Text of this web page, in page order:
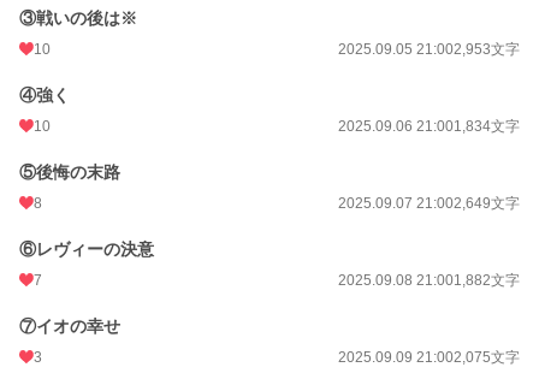
★シリーズ第４弾
『迷子の天使の話』
・西国タリアネシア王国第２王子ユージーンと下級貴族の４男ノアのお話
★シリーズ第５弾
『狼獣人の幸せ探しの話』
れる。暴力や犯罪に巻き込まれながら生きる事を諦めた時、アンティジェリア王
国第３王子妃セス(冒険者レノ)と出会い、その仲間たちに心が救われていく。一
度生き別れたイオとの再会を果たすお話
小説
BL 31,395 位 / 31,395 件
お気に入り
③戦いの後は※
10 2025.09.05 21:002,953文字
④強く
10 2025.09.06 21:001,834文字
⑤後悔の末路
8 2025.09.07 21:002,649文字
⑥レヴィーの決意
7 2025.09.08 21:001,882文字
⑦イオの幸せ
3 2025.09.09 21:002,075文字